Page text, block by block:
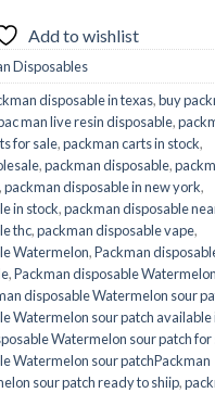
Add to wishlist
Disposables
disposable in texas,buy
man live resin disposable,
for sale,packman carts in stock,
,packman disposable,
,packman disposable in new york,
in stock,packman disposable
thc,packman disposable vape,
Watermelon,Packman
,Packman disposable Watermelon
disposable Watermelon sour
Watermelon sour patch available
Watermelon sour patch for
Watermelon sour patchPackman
sour patch ready to shiip,